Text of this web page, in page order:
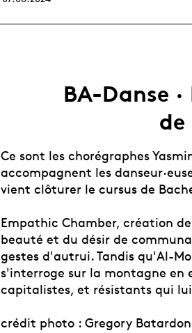
BA-Danse
de
Ce sont les chorégraphes
accompagnent les
vient clôturer le cursus de
Empathic Chamber, création
beauté et du désir de
gestes d'autrui. Tandis qu'Al-
s'interroge sur la montagne en
capitalistes, et résistants qui
crédit photo : Gregory Batardon